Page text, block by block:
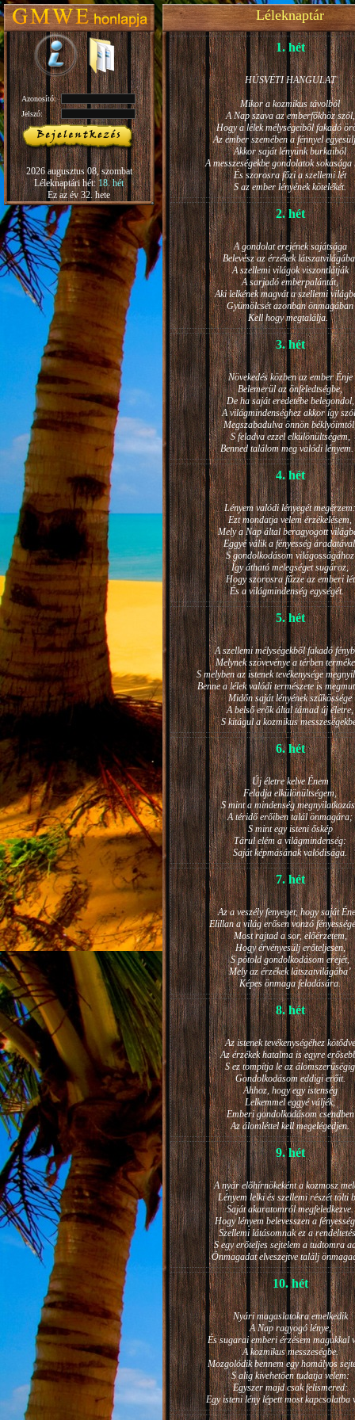
Azonosító:
Jelszó:
2026 augusztus 08, szombat
Léleknaptári hét:18. hét
Ez az év 32. hete
Léleknaptár
1. hét
HÚSVÉTI HANGULAT
Mikor a kozmikus távolból
A Nap szava az emberfőkhöz szól,
Hogy a lélek mélységeiből fakadó
Az ember szemében a fénnyel
Akkor saját lényünk burkaiból
A messzeségekbe gondolatok sokasága
És szorosra főzi a szellemi lét
S az ember lényének kötelékét.
2. hét
A gondolat erejének sajátsága
Belevész az érzékek
A szellemi világok viszontlátják
A sarjadó emberpalántát,
Aki lelkének magvát a szellemi
Gyümölcsét azonban önmagában
Kell hogy megtalálja.
3. hét
Növekedés közben az ember Énje
Belemerül az önfeledtségbe,
De ha saját eredetébe belegondol,
A világmindenséghez akkor így
Megszabadulva önnön
S feladva ezzel elkülönültségem,
Benned találom meg valódi
4. hét
Lényem valódi lényegét megérzem:
Ezt mondatja velem érzékelésem,
Mely a Nap által beragyogott
Eggyé válik a fényesség
S gondolkodásom világosságához
Így átható melegséget sugároz,
Hogy szorosra fűzze az emberi lét
És a világmindenség egységét.
5. hét
A szellemi mélységekből fakadó
Melynek szövevénye a térben
S melyben az istenek tevékenysége
Benne a lélek valódi természete is
Midőn saját lényének szűkössége
A belső erők által támad új életre,
S kitágul a kozmikus
6. hét
Új életre kelve Énem
Feladja elkülönültségem,
S mint a mindenség
A téridő erőiben talál önmagára;
S mint egy isteni őskép
Tárul elém a világmindenség:
Saját képmásának valódisága.
7. hét
Az a veszély fenyeget, hogy saját
Elillan a világ erősen vonzó
Most rajtad a sor, előérzetem,
Hogy érvényesülj erőteljesen,
S pótold gondolkodásom erejét,
Mely az érzékek látszatvilágába’
Képes önmaga feladására.
8. hét
Az istenek tevékenységéhez kötődve
Az érzékek hatalma is egyre
S ez tompítja le az álomszerűségig
Gondolkodásom eddigi erőit.
Ahhoz, hogy egy istenség
Lelkemmel eggyé váljék,
Emberi gondolkodásom csendben
Az álomléttel kell megelégedjen.
9. hét
A nyár előhírnökeként a kozmosz
Lényem lelki és szellemi részét tölti
Saját akaratomról megfeledkezve.
Hogy lényem belevesszen a
Szellemi látásomnak ez a
S egy erőteljes sejtelem a tudtomra
Önmagadat elveszejtve találj
10. hét
Nyári magaslatokra emelkedik
A Nap ragyogó lénye,
És sugarai emberi érzésem magukkal
A kozmikus messzeségbe.
Mozgolódik bennem egy homályos
S alig kivehetően tudatja velem:
Egyszer majd csak felismered:
Egy isteni lény lépett most kapcsolatba